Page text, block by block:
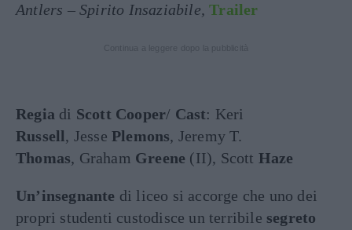
Antlers – Spirito Insaziabile,Trailer
Regia di Scott Cooper/ Cast: Keri
Russell, JessePlemons, Jeremy T.
Thomas, Graham Greene (II), Scott Haze
Un’insegnante di liceo si accorge che uno dei
propri studenti custodisce un terribile segreto